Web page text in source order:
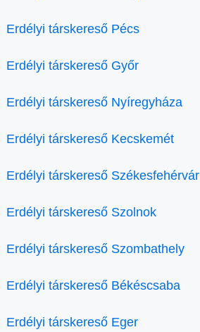
Erdélyi társkereső Pécs
Erdélyi társkereső Győr
Erdélyi társkereső Nyíregyháza
Erdélyi társkereső Kecskemét
Erdélyi társkereső Székesfehérvár
Erdélyi társkereső Szolnok
Erdélyi társkereső Szombathely
Erdélyi társkereső Békéscsaba
Erdélyi társkereső Eger